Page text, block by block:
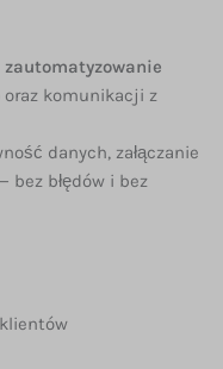
zautomatyzowanie
oraz komunikacji z
danych, załączanie
błędów i bez